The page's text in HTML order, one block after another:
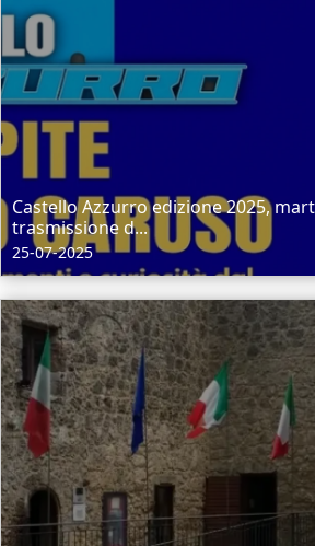
Castello Azzurro edizione 2025,
trasmissione d...
25-07-2025